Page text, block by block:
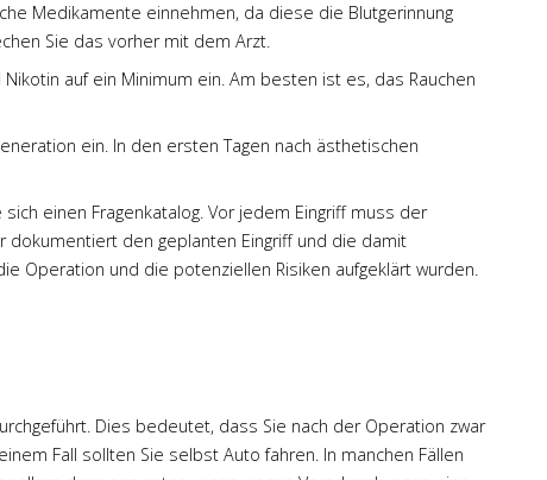
Medikamente einnehmen, da diese die Blutgerinnung
Sie das vorher mit dem Arzt.
auf ein Minimum ein. Am besten ist es, das Rauchen
ein. In den ersten Tagen nach ästhetischen
einen Fragenkatalog. Vor jedem Eingriff muss der
dokumentiert den geplanten Eingriff und die damit
Operation und die potenziellen Risiken aufgeklärt wurden.
Dies bedeutet, dass Sie nach der Operation zwar
Fall sollten Sie selbst Auto fahren. In manchen Fällen